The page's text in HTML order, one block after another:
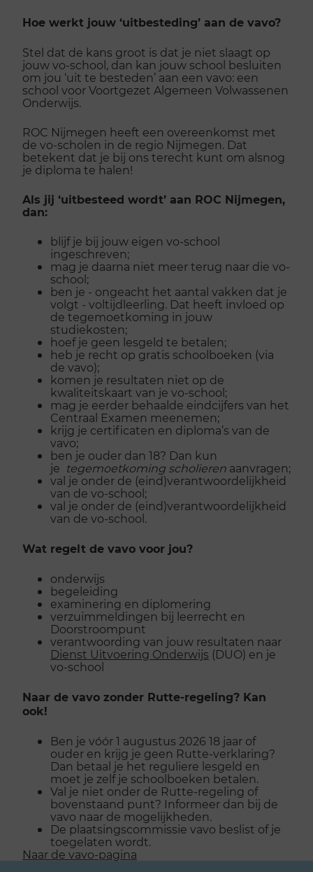
Hoe werkt jouw ‘uitbesteding’ aan de vavo?
Stel dat de kans groot is dat je niet slaagt op
jouw vo-school, dan kan jouw school besluiten
om jou ‘uit te besteden’ aan een vavo: een
school voor Voortgezet Algemeen Volwassenen
Onderwijs.
ROC Nijmegen heeft een overeenkomst met
de vo-scholen in de regio Nijmegen. Dat
betekent dat je bij ons terecht kunt om alsnog
je diploma te halen!
Als jij ‘uitbesteed wordt’ aan ROC Nijmegen,
dan:
blijf je bij jouw eigen vo-school
ingeschreven;
mag je daarna niet meer terug naar die vo-
school;
ben je - ongeacht het aantal vakken dat je
volgt - voltijdleerling. Dat heeft invloed op
de tegemoetkoming in jouw
studiekosten;
hoef je geen lesgeld te betalen;
heb je recht op gratis schoolboeken (via
de vavo);
komen je resultaten niet op de
kwaliteitskaart van je vo-school;
mag je eerder behaalde eindcijfers van het
Centraal Examen meenemen;
krijg je certificaten en diploma’s van de
vavo;
ben je ouder dan 18? Dan kun
je tegemoetkoming scholieren aanvragen;
val je onder de (eind)verantwoordelijkheid
van de vo-school;
val je onder de (eind)verantwoordelijkheid
van de vo-school.
Wat regelt de vavo voor jou?
onderwijs
begeleiding
examinering en diplomering
verzuimmeldingen bij leerrecht en
Doorstroompunt
verantwoording van jouw resultaten naar
Dienst Uitvoering Onderwijs (DUO) en je
vo-school
Naar de vavo zonder Rutte-regeling? Kan
ook!
Ben je vóór 1 augustus 2026 18 jaar of
ouder en krijg je geen Rutte-verklaring?
Dan betaal je het reguliere lesgeld en
moet je zelf je schoolboeken betalen.
Val je niet onder de Rutte-regeling of
bovenstaand punt? Informeer dan bij de
vavo naar de mogelijkheden.
De plaatsingscommissie vavo beslist of je
toegelaten wordt.
Naar de vavo-pagina